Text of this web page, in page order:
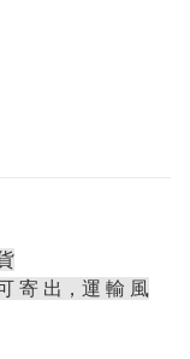
寄 出，運 輸 風